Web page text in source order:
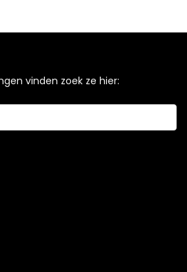
vinden zoek ze hier: